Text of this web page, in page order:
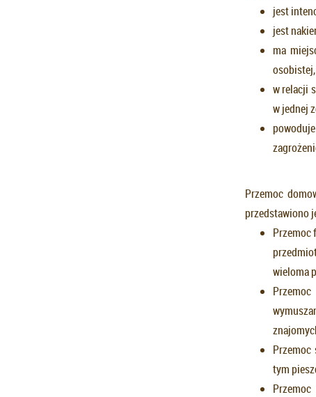
jest
jest
ma
w relacji
w jednej
Przemoc
przedstawiono
Przemoc
wieloma
tym